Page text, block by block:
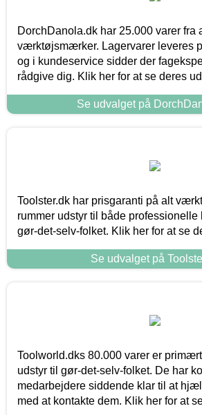
DorchDanola.dk har 25.000 varer fra
værktøjsmærker. Lagervarer leveres
og i kundeservice sidder der
rådgive dig. Klik her for at se deres
Se udvalget på
Toolster.dk har prisgaranti på alt
rummer udstyr til både
gør-det-selv-folket. Klik her for at se
Se udvalget på
Toolworld.dks 80.000 varer er
udstyr til gør-det-selv-folket. De har
medarbejdere siddende klar til at
med at kontakte dem. Klik her for at